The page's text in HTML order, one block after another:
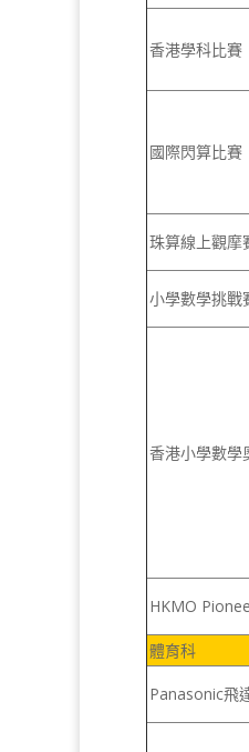
香港學科比賽
國際閃算比賽
珠算線上觀摩
小學數學挑戰
香港小學數學
HKMO
體育科
Panasonic飛